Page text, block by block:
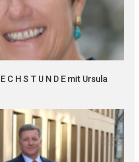
E C H S T U N D E mit Ursula